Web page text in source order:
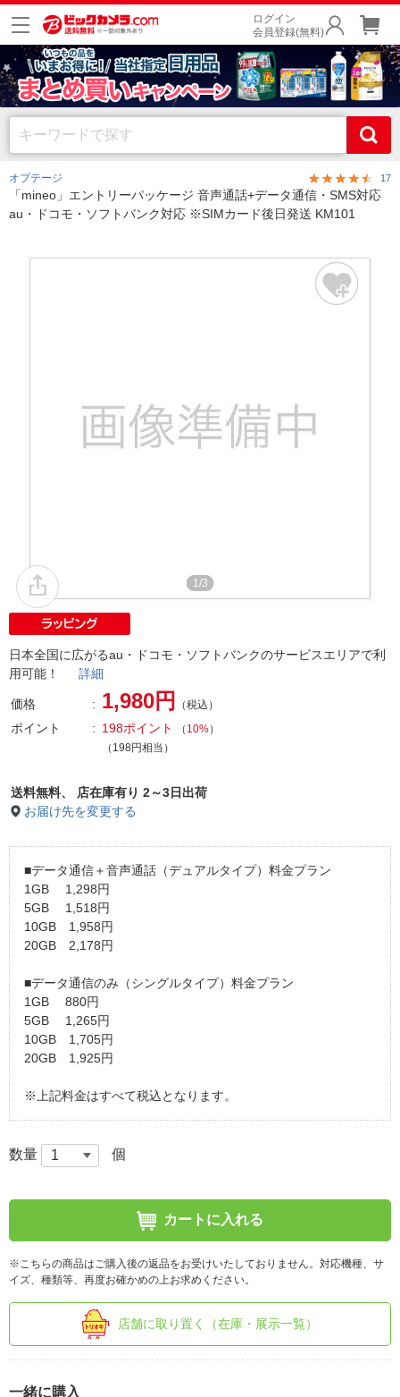
ログイン
会員登録(無料)
オプテージ 17
「mineo」エントリーパッケージ 音声通話+データ通信・SMS対応
au・ドコモ・ソフトバンク対応 ※SIMカード後日発送 KM101
1/3
日本全国に広がるau・ドコモ・ソフトバンクのサービスエリアで利
用可能！ 詳細
価格 1,980円 （税込）
ポイント 198ポイント （ 10%）
（198円相当）
送料無料、
店在庫有り 2～3日出荷
お届け先を変更する
■データ通信＋音声通話（デュアルタイプ）料金プラン
1GB 1,298円
5GB 1,518円
10GB 1,958円
20GB 2,178円
■データ通信のみ（シングルタイプ）料金プラン
1GB 880円
5GB 1,265円
10GB 1,705円
20GB 1,925円
※上記料金はすべて税込となります。
数量 個
カートに入れる
※こちらの商品はご購入後の返品をお受けいたしておりません。対応機種、サ
イズ、種類等、再度お確かめの上お求めください。
店舗に取り置く（在庫・展示一覧）
一緒に購入